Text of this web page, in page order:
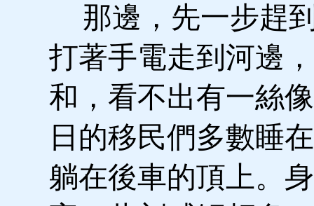
那邊，先一步趕
打著手電走到河邊
和，看不出有一絲
日的移民們多數睡
躺在後車的頂上。